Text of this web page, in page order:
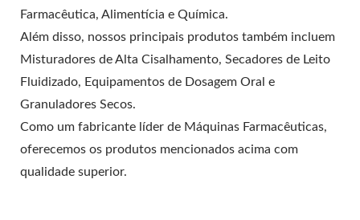
Farmacêutica, Alimentícia e Química.
Além disso, nossos principais produtos também incluem
Misturadores de Alta Cisalhamento, Secadores de Leito
Fluidizado, Equipamentos de Dosagem Oral e
Granuladores Secos.
Como um fabricante líder de Máquinas Farmacêuticas,
oferecemos os produtos mencionados acima com
qualidade superior.